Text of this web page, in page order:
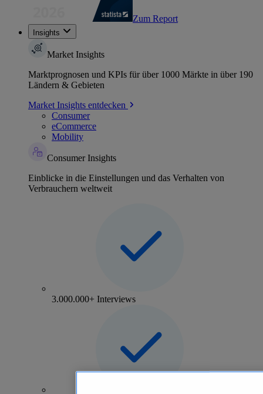
Zum Report
Insights
Market Insights
Marktprognosen und KPIs für über 1000 Märkte in über 190
Ländern & Gebieten
Market Insights entdecken
Consumer
eCommerce
Mobility
Consumer Insights
Einblicke in die Einstellungen und das Verhalten von
Verbrauchern weltweit
3.000.000+ Interviews